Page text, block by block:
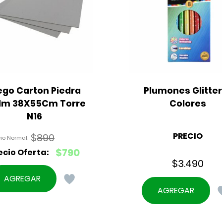
Carton Piedra
38X55Cm Torre
N16
$890
El
precio
original
$790
El
precio
actual
AGREGAR
Plumones
Colores
PRECIO
$3.490
AGREGAR